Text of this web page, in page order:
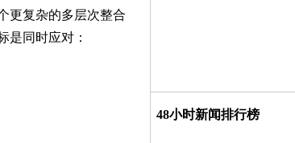
更复杂的多层次整合
是同时应对：
48小时新闻排行榜